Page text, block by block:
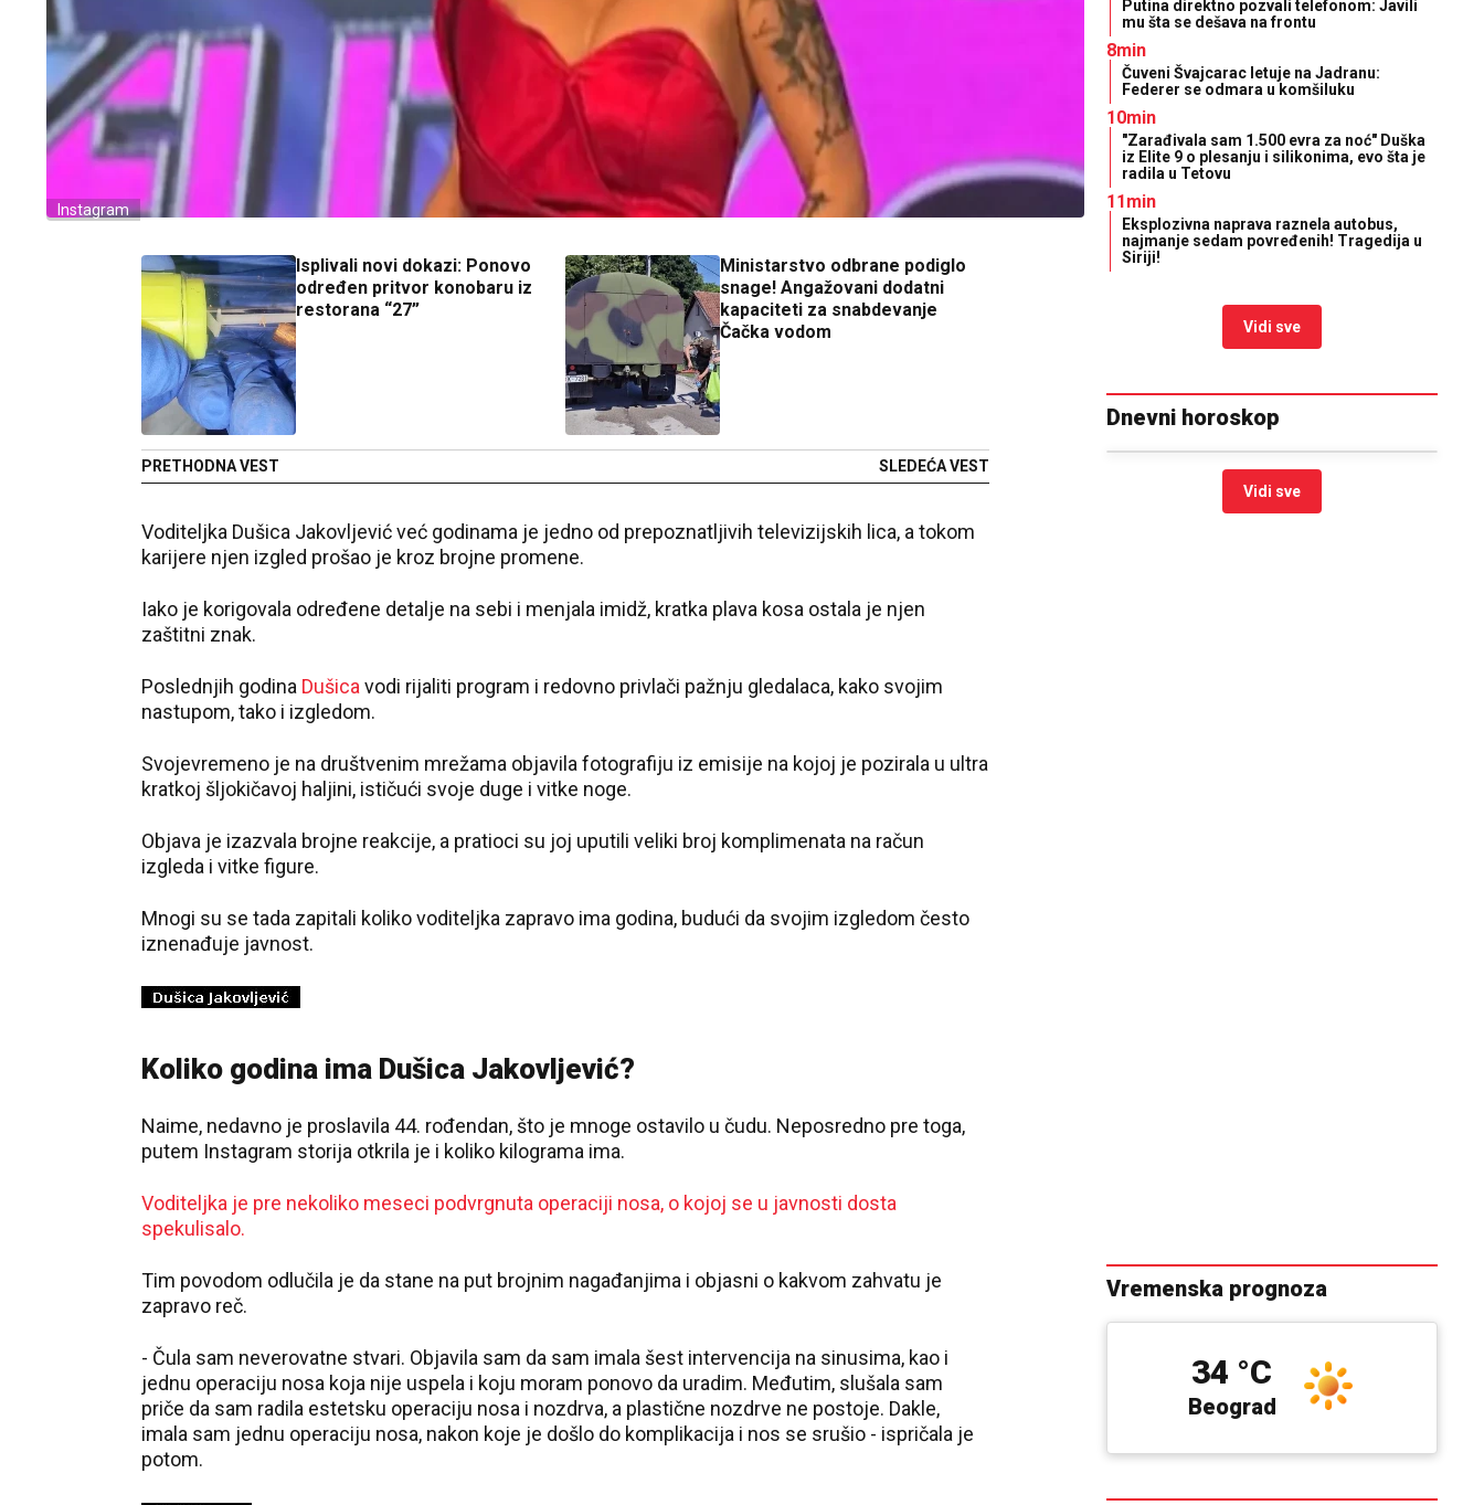
Instagram
Isplivali novi dokazi: Ponovo
određen pritvor konobaru iz
restorana “27”
PRETHODNA VEST
Ministarstvo odbrane podiglo
snage! Angažovani dodatni
kapaciteti za snabdevanje
Čačka vodom
SLEDEĆA VEST
Voditeljka Dušica Jakovljević već godinama je jedno od prepoznatljivih televizijskih lica, a tokom
karijere njen izgled prošao je kroz brojne promene.
Iako je korigovala određene detalje na sebi i menjala imidž, kratka plava kosa ostala je njen
zaštitni znak.
Poslednjih godina Dušica vodi rijaliti program i redovno privlači pažnju gledalaca, kako svojim
nastupom, tako i izgledom.
Svojevremeno je na društvenim mrežama objavila fotografiju iz emisije na kojoj je pozirala u ultra
kratkoj šljokičavoj haljini, ističući svoje duge i vitke noge.
Objava je izazvala brojne reakcije, a pratioci su joj uputili veliki broj komplimenata na račun
izgleda i vitke figure.
Mnogi su se tada zapitali koliko voditeljka zapravo ima godina, budući da svojim izgledom često
iznenađuje javnost.
Koliko godina ima Dušica Jakovljević?
Naime, nedavno je proslavila 44. rođendan, što je mnoge ostavilo u čudu. Neposredno pre toga,
putem Instagram storija otkrila je i koliko kilograma ima.
Voditeljka je pre nekoliko meseci podvrgnuta operaciji nosa, o kojoj se u javnosti dosta
spekulisalo.
Tim povodom odlučila je da stane na put brojnim nagađanjima i objasni o kakvom zahvatu je
zapravo reč.
- Čula sam neverovatne stvari. Objavila sam da sam imala šest intervencija na sinusima, kao i
jednu operaciju nosa koja nije uspela i koju moram ponovo da uradim. Međutim, slušala sam
priče da sam radila estetsku operaciju nosa i nozdrva, a plastične nozdrve ne postoje. Dakle,
imala sam jednu operaciju nosa, nakon koje je došlo do komplikacija i nos se srušio - ispričala je
potom.
Putina direktno pozvali telefonom: Javili
mu šta se dešava na frontu
8min
Čuveni Švajcarac letuje na Jadranu:
Federer se odmara u komšiluku
10min
"Zarađivala sam 1.500 evra za noć" Duška
iz Elite 9 o plesanju i silikonima, evo šta je
radila u Tetovu
11min
Eksplozivna naprava raznela autobus,
najmanje sedam povređenih! Tragedija u
Siriji!
Vidi sve
Dnevni horoskop
Vidi sve
Vremenska prognoza
Loznica
33 °C
Beograd
34 °C